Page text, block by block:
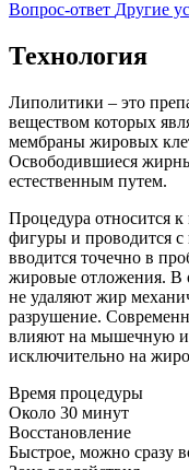
Вопрос-ответ Другие
Технология
Липолитики – это
веществом которых
мембраны жировых
Освободившиеся
естественным путем.
Процедура относится
фигуры и проводится
вводится точечно в
жировые отложения. В
не удаляют жир
разрушение.
влияют на мышечную и
исключительно на
Время процедуры
Около 30 минут
Восстановление
Быстрое, можно сразу